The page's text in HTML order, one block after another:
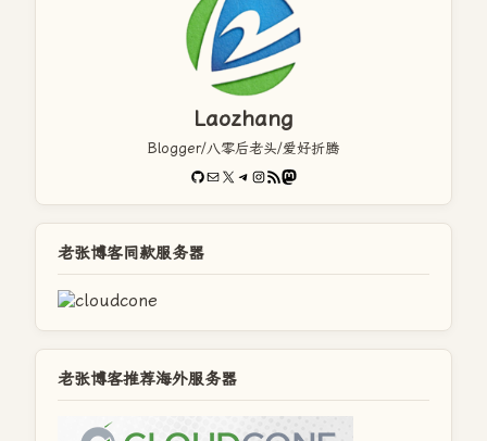
Laozhang
Blogger/八零后老头/爱好折腾
GitHub
电子邮件X Telegram
Instagram
RSS FeedMastodon
老张博客同款服务器
老张博客推荐海外服务器